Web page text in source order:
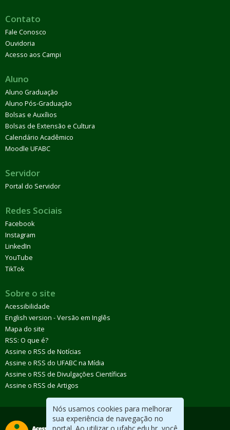
Nós usamos cookies para melhorar
sua experiência de navegação no
Contato
Fale Conosco
Ouvidoria
Acesso aos Campi
Aluno
Aluno Graduação
Aluno Pós-Graduação
Bolsas e Auxílios
Bolsas de Extensão e Cultura
Calendário Acadêmico
Moodle UFABC
Servidor
Portal do Servidor
Redes Sociais
Facebook
Instagram
LinkedIn
YouTube
TikTok
Sobre o site
Acessibilidade
English version - Versão em Inglês
Mapa do site
RSS: O que é?
Assine o RSS de Notícias
Assine o RSS do UFABC na Mídia
Assine o RSS de Divulgações Científicas
Assine o RSS de Artigos